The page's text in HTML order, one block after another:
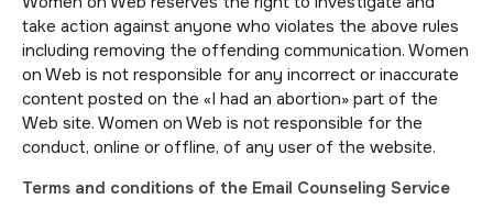
take action against anyone who violates the above rules
including removing the offending communication. Women
on Web is not responsible for any incorrect or inaccurate
content posted on the «I had an abortion» part of the
Web site. Women on Web is not responsible for the
conduct, online or offline, of any user of the website.
Terms and conditions of the Email Counseling Service